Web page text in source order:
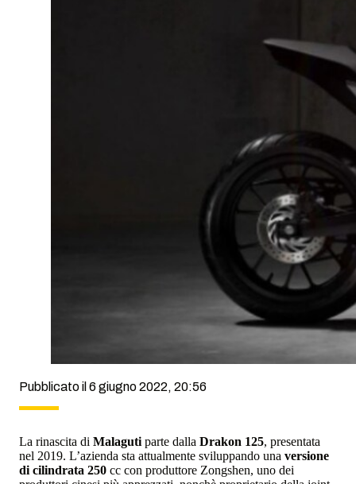
Pubblicato il 6 giugno 2022, 20:56
La rinascita di Malaguti parte dalla Drakon 125, presentata
nel 2019. L’azienda sta attualmente sviluppando una versione
di cilindrata 250 cc con produttore Zongshen, uno dei